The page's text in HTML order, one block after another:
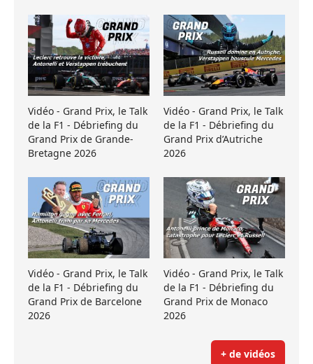
Vidéo - Grand Prix, le Talk
de la F1 - Débriefing du
Grand Prix de Grande-
Bretagne 2026
Vidéo - Grand Prix, le Talk
de la F1 - Débriefing du
Grand Prix d’Autriche
2026
Vidéo - Grand Prix, le Talk
de la F1 - Débriefing du
Grand Prix de Barcelone
2026
Vidéo - Grand Prix, le Talk
de la F1 - Débriefing du
Grand Prix de Monaco
2026
+ de vidéos